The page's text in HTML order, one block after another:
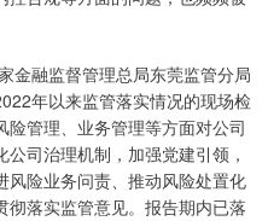
融监督管理总局东莞监管分局
年以来监管落实情况的现场检
管理、业务管理等方面对公司
司治理机制，加强党建引领，
风险业务问责、推动风险处置化
落实监管意见。报告期内已落